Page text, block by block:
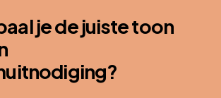
je de juiste toon